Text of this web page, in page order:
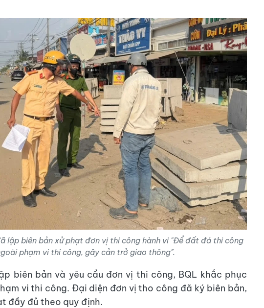
lập biên bản xử phạt đơn vị thi công hành vi "Để đất đá thi công
phạm vi thi công, gây cản trở giao thông".
biên bản và yêu cầu đơn vị thi công, BQL khắc phục
vi thi công. Đại diện đơn vị tho công đã ký biên bản,
đầy đủ theo quy định.